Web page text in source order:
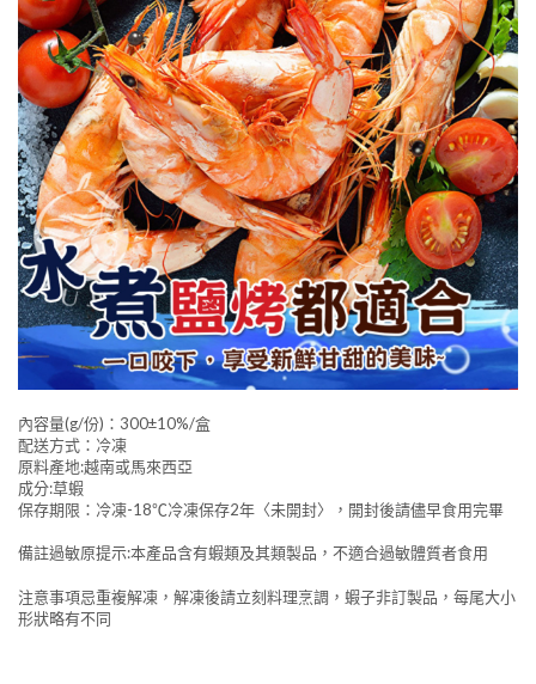
內容量(g/份)：300±10%/盒
配送方式：冷凍
原料產地:越南或馬來西亞
成分:草蝦
保存期限：冷凍-18℃冷凍保存2年〈未開封〉，開封後請儘早食用完畢
備註過敏原提示:本產品含有蝦類及其類製品，不適合過敏體質者食用
注意事項忌重複解凍，解凍後請立刻料理烹調，蝦子非訂製品，每尾大小
形狀略有不同